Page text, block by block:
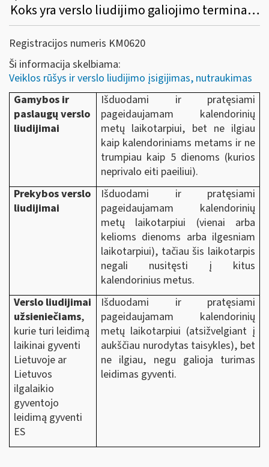
Koks yra verslo liudijimo galiojimo terminas, jo pratęsimo bei nutraukimo tvarka?
Registracijos numeris KM0620
Ši informacija skelbiama:
Veiklos rūšys ir verslo liudijimo įsigijimas, nutraukimas
Gamybos ir
paslaugų verslo
liudijimai
Išduodami ir pratęsiami
pageidaujamam kalendorinių
metų laikotarpiui, bet ne ilgiau
kaip kalendoriniams metams ir ne
trumpiau kaip 5 dienoms (kurios
neprivalo eiti paeiliui).
Prekybos verslo
liudijimai
Išduodami ir pratęsiami
pageidaujamam kalendorinių
metų laikotarpiui (vienai arba
kelioms dienoms arba ilgesniam
laikotarpiui), tačiau šis laikotarpis
negali nusitęsti į kitus
kalendorinius metus.
Verslo liudijimai
užsieniečiams,
kurie turi leidimą
laikinai gyventi
Lietuvoje ar
Lietuvos
ilgalaikio
gyventojo
leidimą gyventi
ES
Išduodami ir pratęsiami
pageidaujamam kalendorinių
metų laikotarpiui (atsižvelgiant į
aukščiau nurodytas taisykles), bet
ne ilgiau, negu galioja turimas
leidimas gyventi.